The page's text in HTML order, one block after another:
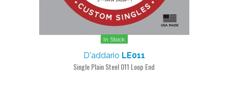
In Stock
D'addario LE011
Single Plain Steel 011 Loop End